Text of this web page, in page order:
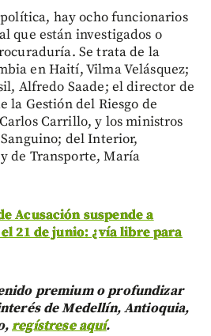
hay ocho funcionarios
que están investigados o
Se trata de la
en Haití, Vilma Velásquez;
Alfredo Saade; el director de
la Gestión del Riesgo de
Carrillo, y los ministros
del Interior,
de Transporte, María
Acusación suspende a
21 de junio: ¿vía libre para
premium o profundizar
de Medellín, Antioquia,
regístrese aquí.